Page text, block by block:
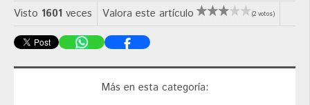
Visto 1601 veces Valora este artículo (2 votos)
Más en esta categoría: